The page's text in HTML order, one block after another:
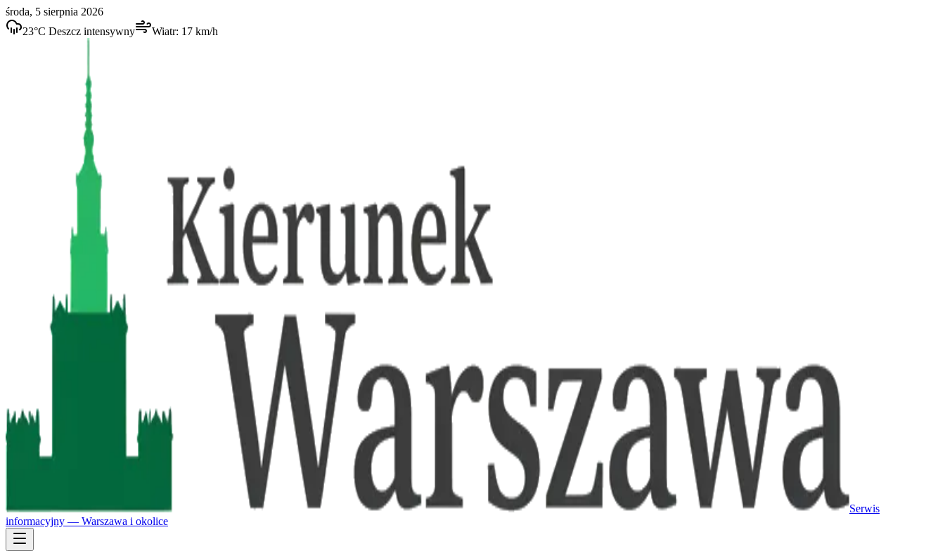
środa, 5 sierpnia 2026
23°C Deszcz intensywny Wiatr: 17 km/h
Serwis
informacyjny — Warszawa i okolice